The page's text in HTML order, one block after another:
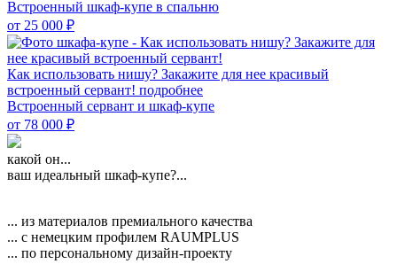
Встроенный шкаф-купе в спальню
от 25 000 ₽
Как использовать нишу? Закажите для нее красивый
встроенный сервант! подробнее
Встроенный сервант и шкаф-купе
от 78 000 ₽
какой он...
ваш идеальный шкаф-купе?...
... из материалов премиального качества
... с немецким профилем RAUMPLUS
... по персональному дизайн-проекту